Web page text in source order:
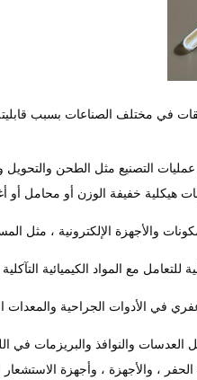
في مختلف الصناعات بسبب
التصنيع مثل الطحن والتحويل
هيكلية خفيفة الوزن أو محامل أو
والأجهزة الإلكترونية ، مثل
للتعامل مع المواد الكيميائية
في الأدوات الجراحية والمعدات
والنوافذ والبريزمات في
، والأجهزة ، وأجهزة الاستشعار